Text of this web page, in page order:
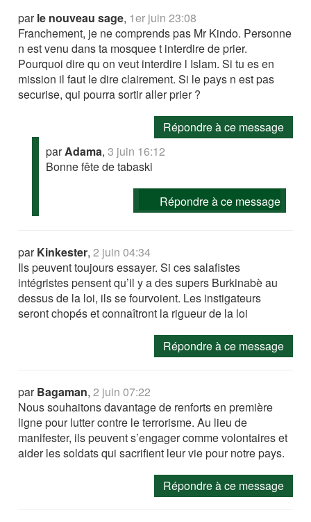
parle nouveau sage, 1er juin 23:08
Franchement, je ne comprends pas Mr Kindo. Personne
n est venu dans ta mosquee t interdire de prier.
Pourquoi dire qu on veut interdire l Islam. Si tu es en
mission il faut le dire clairement. Si le pays n est pas
securise, qui pourra sortir aller prier ?
Répondre à ce message
parAdama,3 juin 16:12
Bonne fête de tabaski
Répondre à ce message
parKinkester,2 juin 04:34
Ils peuvent toujours essayer. Si ces salafistes
intégristes pensent qu’il y a des supers Burkinabè au
dessus de la loi, ils se fourvoient. Les instigateurs
seront chopés et connaîtront la rigueur de la loi
Répondre à ce message
parBagaman,2 juin 07:22
Nous souhaitons davantage de renforts en première
ligne pour lutter contre le terrorisme. Au lieu de
manifester, ils peuvent s’engager comme volontaires et
aider les soldats qui sacrifient leur vie pour notre pays.
Répondre à ce message